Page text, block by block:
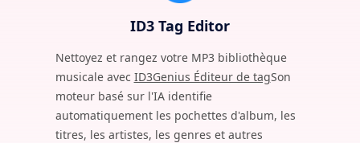
ID3 Tag Editor
Nettoyez et rangez votre MP3 bibliothèque
musicale avec ID3Genius Éditeur de tagSon
moteur basé sur l'IA identifie
automatiquement les pochettes d'album, les
titres, les artistes, les genres et autres